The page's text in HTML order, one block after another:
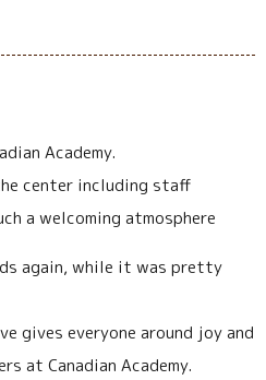
Academy.
center including staff
a welcoming atmosphere
again, while it was pretty
gives everyone around joy and
at Canadian Academy.